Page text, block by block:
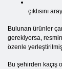
çıktısını
Bulunan ürünler
gerekiyorsa,
özenle
Bu şehirden kaçış